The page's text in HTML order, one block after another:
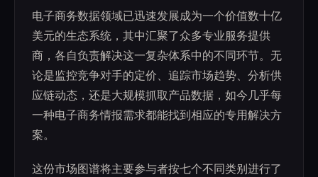
电子商务数据领域已迅速发展成为一个价值数十亿
美元的生态系统，其中汇聚了众多专业服务提供
商，各自负责解决这一复杂体系中的不同环节。无
论是监控竞争对手的定价、追踪市场趋势、分析供
应链动态，还是大规模抓取产品数据，如今几乎每
一种电子商务情报需求都能找到相应的专用解决方
案。
这份市场图谱将主要参与者按七个不同类别进行了